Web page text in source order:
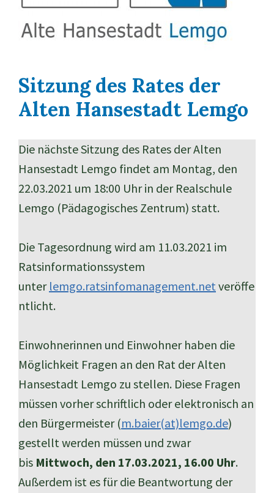
Sitzung des Rates der
Alten Hansestadt Lemgo
Die nächste Sitzung des Rates der Alten
Hansestadt Lemgo findet am Montag, den
22.03.2021 um 18:00 Uhr in der Realschule
Lemgo (Pädagogisches Zentrum) statt.
Die Tagesordnung wird am 11.03.2021 im
Ratsinformationssystem
unter lemgo.ratsinfomanagement.netveröffe
ntlicht.
Einwohnerinnen und Einwohner haben die
Möglichkeit Fragen an den Rat der Alten
Hansestadt Lemgo zu stellen. Diese Fragen
müssen vorher schriftlich oder elektronisch an
den Bürgermeister (m.baier(at)lemgo.de)
gestellt werden müssen und zwar
bis Mittwoch, den 17.03.2021, 16.00 Uhr.
Außerdem ist es für die Beantwortung der